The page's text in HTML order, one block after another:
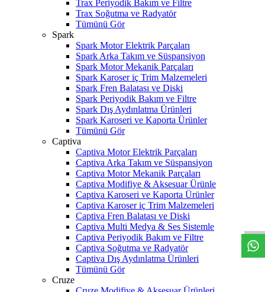
Trax Periyodik Bakım ve Filtre
Trax Soğutma ve Radyatör
Tümünü Gör
Spark
Spark Motor Elektrik Parçaları
Spark Arka Takım ve Süspansiyon
Spark Motor Mekanik Parçaları
Spark Karoser iç Trim Malzemeleri
Spark Fren Balatası ve Diski
Spark Periyodik Bakım ve Filtre
Spark Dış Aydınlatma Ürünleri
Spark Karoseri ve Kaporta Ürünler
Tümünü Gör
Captiva
Captiva Motor Elektrik Parçaları
Captiva Arka Takım ve Süspansiyon
Captiva Motor Mekanik Parçaları
Captiva Modifiye & Aksesuar Ürünle
Captiva Karoseri ve Kaporta Ürünler
Captiva Karoser iç Trim Malzemeleri
Captiva Fren Balatası ve Diski
Captiva Multi Medya & Ses Sistemle
Captiva Periyodik Bakım ve Filtre
Captiva Soğutma ve Radyatör
Captiva Dış Aydınlatma Ürünleri
Tümünü Gör
Cruze